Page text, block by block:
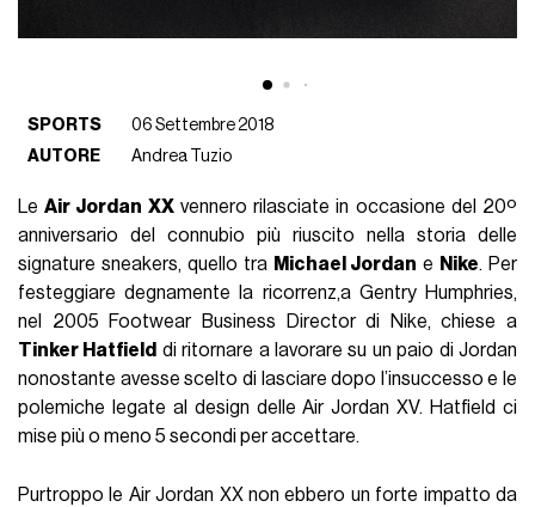
SPORTS
06 Settembre 2018
AUTORE
Andrea Tuzio
LeAir Jordan XXvennero rilasciate in occasione del 20º
anniversario del connubio più riuscito nella storia delle
signature sneakers, quello tra Michael Jordan e Nike. Per
festeggiare degnamente la ricorrenz,a Gentry Humphries,
nel 2005 Footwear Business Director di Nike, chiese a
Tinker Hatfield di ritornare a lavorare su un paio di Jordan
nonostante avesse scelto di lasciare dopo l’insuccesso e le
polemiche legate al design delle Air Jordan XV. Hatfield ci
mise più o meno 5 secondi per accettare.
Purtroppo le Air Jordan XX non ebbero un forte impatto da